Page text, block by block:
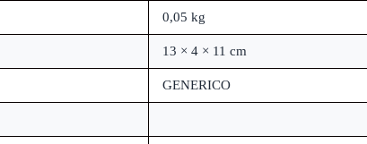
0,05 kg
13 × 4 × 11 cm
GENERICO